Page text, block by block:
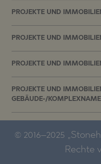
PROJEKTE UND
PROJEKTE UND
PROJEKTE UND
PROJEKTE UND
GEBÄUDE-/
© 2016–2025
Rechte